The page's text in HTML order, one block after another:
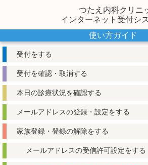
つたえ内科クリニ
インターネット受付シ
使い方ガイド
受付をする
受付を確認・取消する
本日の診療状況を確認する
メールアドレスの登録・設定をする
家族登録・登録の解除をする
メールアドレスの受信許可設定をする